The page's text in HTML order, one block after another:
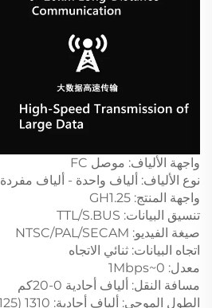
واجهة الألياف: موصل FC
نوع الألياف: ألياف واحدة - ألياف مفردة
واجهة المنتج: GH1.25
تنسيق البيانات: TTL/S.BUS
صيغة الفيديو: NTSC/PAL/SECAM
اتجاه البيانات: ثنائي الاتجاه
معدل: 0~1Mbps
مسافة النقل: ألياف أحادية 0-20كم
الطول الموجي: ألياف أحادية: 1310 (9/125 μm) +1550